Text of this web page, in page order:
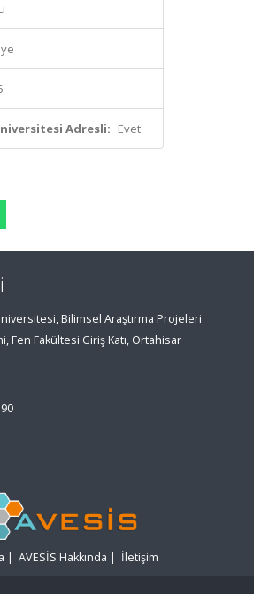
Adresli: Evet
Bilimsel Araştırma Projeleri
Fen Fakültesi Giriş Katı, Ortahisar
| AVESİS Hakkında | İletişim